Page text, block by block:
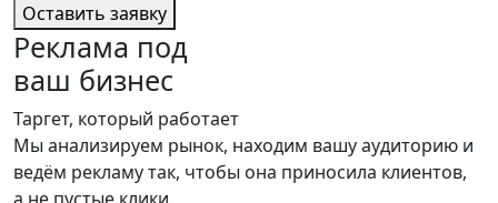
Оставить заявку
Реклама под
ваш бизнес
Таргет, который работает
Мы анализируем рынок, находим вашу аудиторию и
ведём рекламу так, чтобы она приносила клиентов,